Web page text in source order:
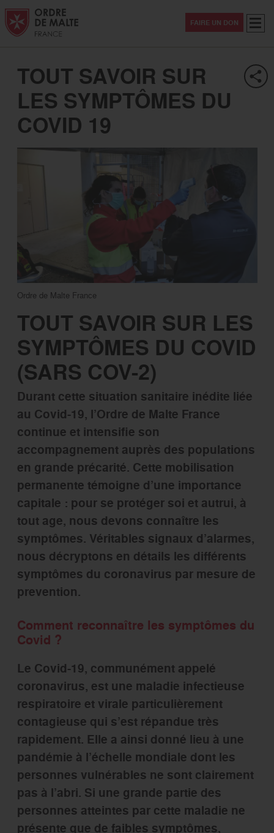
Aller au contenu
Aller à la recherche
Aller au menu
FAIRE UN DON
TOUT SAVOIR SUR
LES SYMPTÔMES DU
COVID 19
Ordre de Malte France
TOUT SAVOIR SUR LES
SYMPTÔMES DU COVID
(SARS COV-2)
Durant cette situation sanitaire inédite liée
au Covid-19, l’Ordre de Malte France
continue et intensifie son
accompagnement auprès des populations
en grande précarité. Cette mobilisation
permanente témoigne d’une importance
capitale : pour se protéger soi et autrui, à
tout age, nous devons connaître les
symptômes. Véritables signaux d’alarmes,
nous décryptons en détails les différents
symptômes du coronavirus par mesure de
prevention.
Comment reconnaître les symptômes du
Covid ?
Le Covid-19, communément appelé
coronavirus, est une maladie infectieuse
respiratoire et virale particulièrement
contagieuse qui s’est répandue très
rapidement. Elle a ainsi donné lieu à une
pandémie à l’échelle mondiale dont les
personnes vulnérables ne sont clairement
pas à l’abri. Si une grande partie des
personnes atteintes par cette maladie ne
présente que de faibles symptômes,